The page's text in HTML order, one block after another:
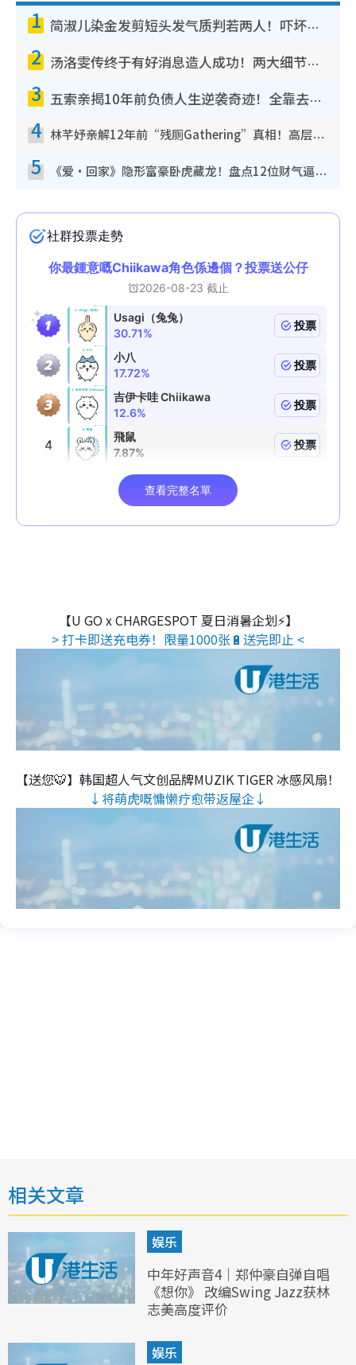
1 简淑儿染金发剪短头发气质判若两人！吓坏老公麦大力都认不出：“你做什么？”
2 汤洛雯传终于有好消息造人成功！两大细节曝孕味极浓引猜测：大肚婆先会咁！
3 五索亲揭10年前负债人生逆袭奇迹！全靠去一地方转运后即遇上马先生
4 林芊妤亲解12年前“残厕Gathering”真相！高层解约一句话重创尊严，至今拒返TVB
5 《爱·回家》隐形富豪卧虎藏龙！盘点12位财气逼人的有钱艺人：这位美女3亿身家不愁做
【U GO x CHARGESPOT 夏日消暑企划⚡】
> 打卡即送充电券！限量1000张🔋送完即止 <
【送您🐯】韩国超人气文创品牌MUZIK TIGER 冰感风扇！
↓将萌虎嘅慵懒疗愈带返屋企↓
相关文章
娱乐
中年好声音4｜郑仲豪自弹自唱
《想你》 改编Swing Jazz获林
志美高度评价
娱乐